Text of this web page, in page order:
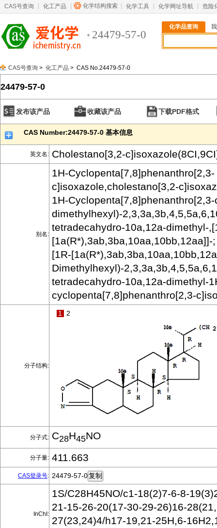
CAS号查询 化工产品 化学结构搜索 化学工具 化学网址导航 危险
24479-57-0
化学品查询
CAS号查询 > 化工产品 > CAS No.24479-57-0
24479-57-0
发布该产品 收藏该产品 下载PDF格式
CAS Number:24479-57-0 基本信息
英文名: Cholestano[3,2-
别名:
1H-Cyclopenta[7,8]phenanthro[2,3-
c]isoxazole,cholestano[3,2-
1H-
dimethylhexyl)-
tetradecahydro-10a,12a-dimethyl-
[1a(R*),3ab,3ba,10aa,10bb,12aa]]-;
[1R-
Dimethylhexyl)-
tetradecahydro-10a,12a-dimethyl-
cyclopenta[7,8]phenanthro[2,3-
分子结构:
1 2
分子式: C28H45NO
分子量: 411.663
CAS登录号: 24479-57-0
InChI:
1S/C28H45NO/c1-18(2)7-6-8-
21-15-26-20(17-30-29-26)16-
27(23,24)4/h17-19,21-25H,6-